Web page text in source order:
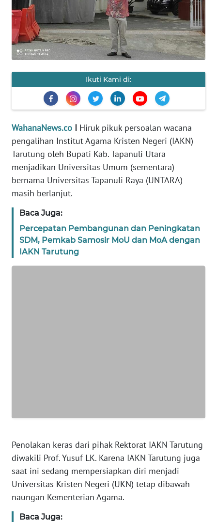
Ikuti Kami di:
WahanaNews.co I Hiruk pikuk persoalan wacana
pengalihan Institut Agama Kristen Negeri (IAKN)
Tarutung oleh Bupati Kab. Tapanuli Utara
menjadikan Universitas Umum (sementara)
bernama Universitas Tapanuli Raya (UNTARA)
masih berlanjut.
Baca Juga:
Percepatan Pembangunan dan Peningkatan
SDM, Pemkab Samosir MoU dan MoA dengan
IAKN Tarutung
Penolakan keras dari pihak Rektorat IAKN Tarutung
diwakili Prof. Yusuf LK. Karena IAKN Tarutung juga
saat ini sedang mempersiapkan diri menjadi
Universitas Kristen Negeri (UKN) tetap dibawah
naungan Kementerian Agama.
Baca Juga:
KAMI
INFO
IKLAN
PEDOMAN
MEDIA
SIBER
REDAKSI
KARIR
Wahana
Regional
WN
KEPRI
WN
PAPUA
WN